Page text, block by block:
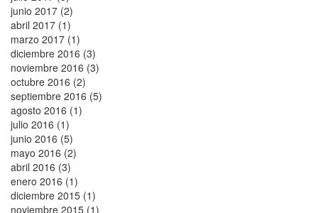
junio 2017 (2)
abril 2017 (1)
marzo 2017 (1)
diciembre 2016 (3)
noviembre 2016 (3)
octubre 2016 (2)
septiembre 2016 (5)
agosto 2016 (1)
julio 2016 (1)
junio 2016 (5)
mayo 2016 (2)
abril 2016 (3)
enero 2016 (1)
diciembre 2015 (1)
noviembre 2015 (1)